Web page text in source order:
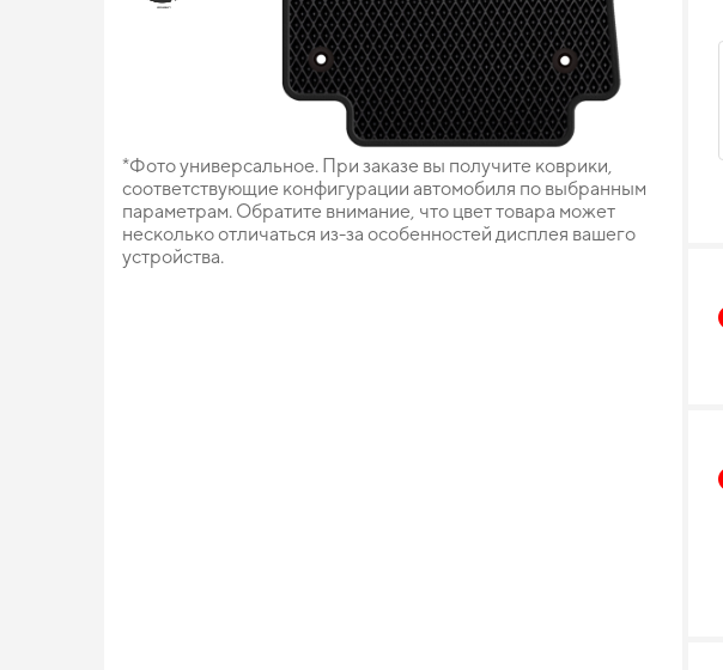
*Фото универсальное. При заказе вы получите коврики,
соответствующие конфигурации автомобиля по выбранным
параметрам. Обратите внимание, что цвет товара может
несколько отличаться из-за особенностей дисплея вашего
устройства.